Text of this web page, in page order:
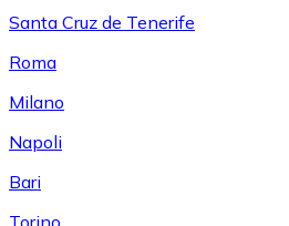
Santa Cruz de Tenerife
Roma
Milano
Napoli
Bari